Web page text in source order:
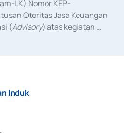
LK) Nomor KEP-
Otoritas Jasa Keuangan
(Advisory) atas kegiatan
Induk